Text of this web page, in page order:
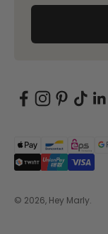
© 2026, Hey Marly.